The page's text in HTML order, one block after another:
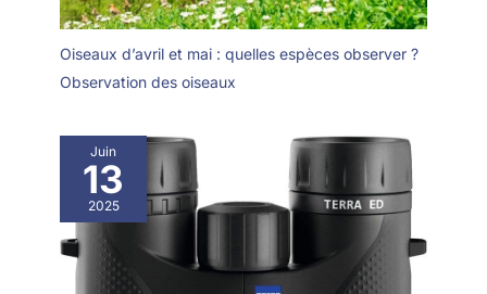
Oiseaux d’avril et mai : quelles espèces observer ?
Observation des oiseaux
Juin
13
2025